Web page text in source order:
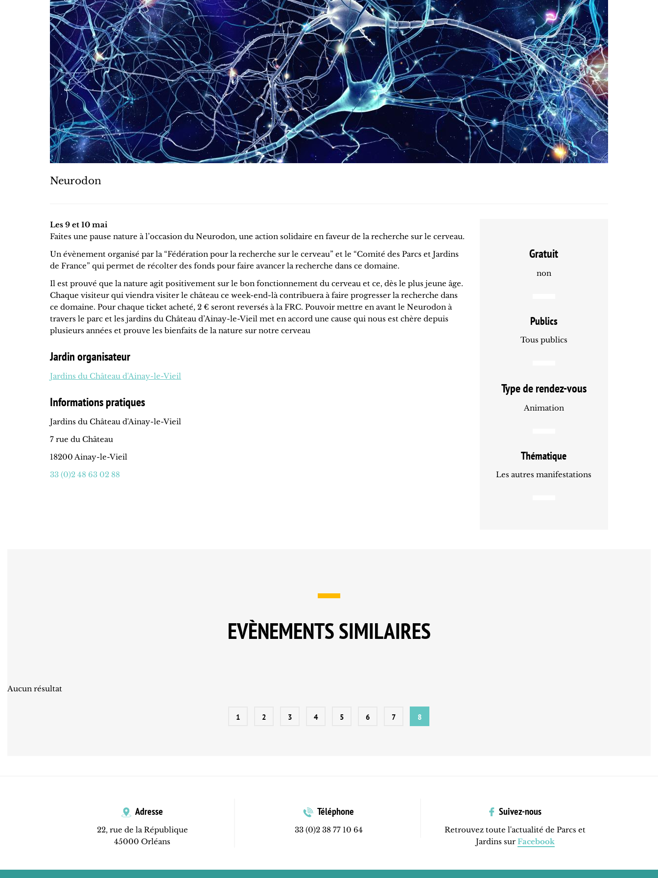
Neurodon
Les 9 et 10 mai
Faites une pause nature à l’occasion du Neurodon, une action solidaire en faveur de la recherche sur le cerveau.
Un évènement organisé par la “Fédération pour la recherche sur le cerveau” et le “Comité des Parcs et Jardins
de France” qui permet de récolter des fonds pour faire avancer la recherche dans ce domaine.
Il est prouvé que la nature agit positivement sur le bon fonctionnement du cerveau et ce, dès le plus jeune âge.
Chaque visiteur qui viendra visiter le château ce week-end-là contribuera à faire progresser la recherche dans
ce domaine. Pour chaque ticket acheté, 2 € seront reversés à la FRC. Pouvoir mettre en avant le Neurodon à
travers le parc et les jardins du Château d’Ainay-le-Vieil met en accord une cause qui nous est chère depuis
plusieurs années et prouve les bienfaits de la nature sur notre cerveau
Jardin organisateur
Jardins du Château d'Ainay-le-Vieil
Informations pratiques
Jardins du Château d'Ainay-le-Vieil
7 rue du Château
18200 Ainay-le-Vieil
33 (0)2 48 63 02 88
Gratuit
non
Publics
Tous publics
Type de rendez-vous
Animation
Thématique
Les autres manifestations
EVÈNEMENTS SIMILAIRES
Aucun résultat
1 2 3 4 5 6 7 8
Adresse
22, rue de la République
45000 Orléans
Téléphone
33 (0)2 38 77 10 64
Suivez-nous
Retrouvez toute l'actualité de Parcs et
Jardins sur Facebook